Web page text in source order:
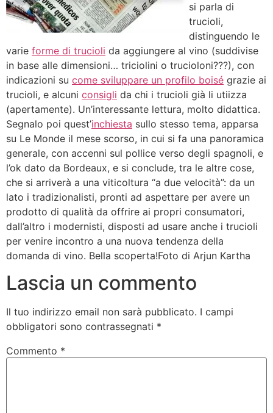
si parla di
trucioli,
distinguendo le
varie forme di trucioli da aggiungere al vino (suddivise
in base alle dimensioni… triciolini o trucioloni???), con
indicazioni su come sviluppare un profilo boisé grazie ai
trucioli, e alcuni consigli da chi i trucioli già li utiizza
(apertamente). Un’interessante lettura, molto didattica.
Segnalo poi quest’inchiesta sullo stesso tema, apparsa
su Le Monde il mese scorso, in cui si fa una panoramica
generale, con accenni sul pollice verso degli spagnoli, e
l’ok dato da Bordeaux, e si conclude, tra le altre cose,
che si arriverà a una viticoltura “a due velocità”: da un
lato i tradizionalisti, pronti ad aspettare per avere un
prodotto di qualità da offrire ai propri consumatori,
dall’altro i modernisti, disposti ad usare anche i trucioli
per venire incontro a una nuova tendenza della
domanda di vino. Bella scoperta!Foto di Arjun Kartha
Lascia un commento
Il tuo indirizzo email non sarà pubblicato. I campi
obbligatori sono contrassegnati *
Commento *